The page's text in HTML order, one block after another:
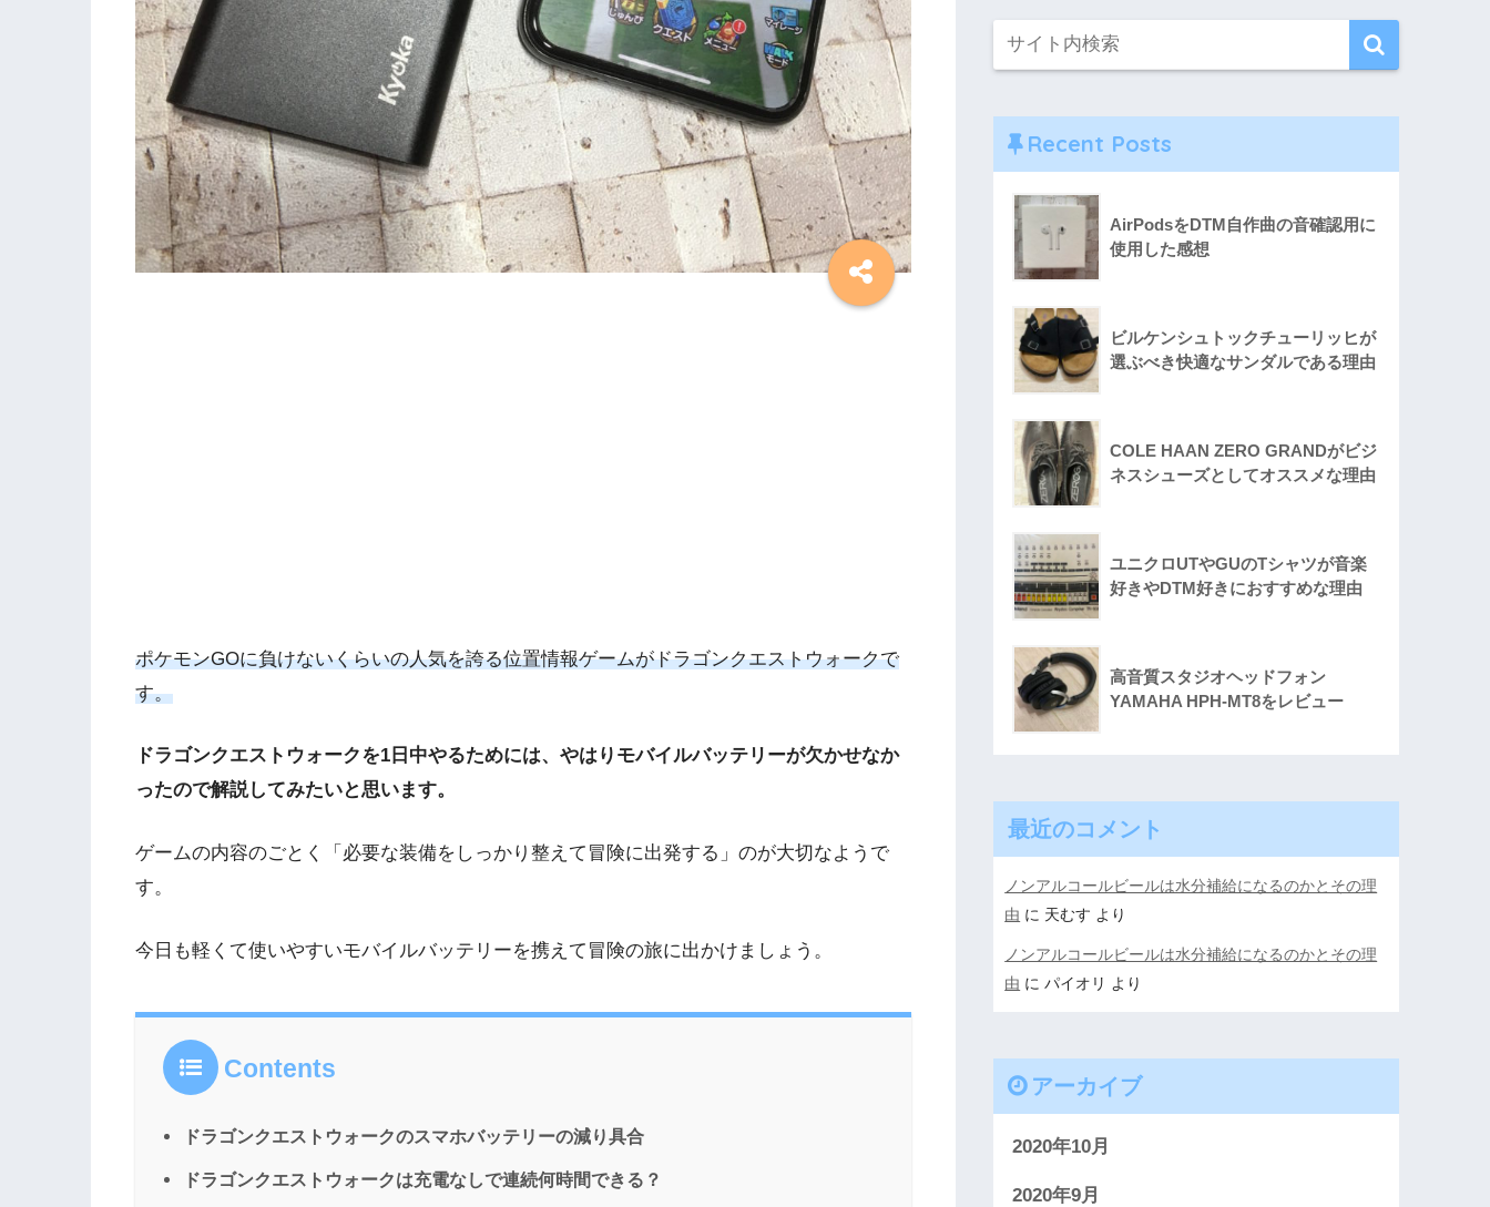
ポケモンGOに負けないくらいの人気を誇る位置情報ゲームがドラゴンクエストウォークで
す。
ドラゴンクエストウォークを1日中やるためには、やはりモバイルバッテリーが欠かせなか
ったので解説してみたいと思います。
ゲームの内容のごとく「必要な装備をしっかり整えて冒険に出発する」のが大切なようで
す。
今日も軽くて使いやすいモバイルバッテリーを携えて冒険の旅に出かけましょう。
Contents
ドラゴンクエストウォークのスマホバッテリーの減り具合
ドラゴンクエストウォークは充電なしで連続何時間できる？
Recent Posts
AirPodsをDTM自作曲の音確認用に
使用した感想
ビルケンシュトックチューリッヒが
選ぶべき快適なサンダルである理由
COLE HAAN ZERO GRANDがビジ
ネスシューズとしてオススメな理由
ユニクロUTやGUのTシャツが音楽
好きやDTM好きにおすすめな理由
高音質スタジオヘッドフォン
YAMAHA HPH-MT8をレビュー
最近のコメント
ノンアルコールビールは水分補給になるのかとその理
由 に 天むす より
ノンアルコールビールは水分補給になるのかとその理
由 にパイオリ より
アーカイブ
2020年10月
2020年9月